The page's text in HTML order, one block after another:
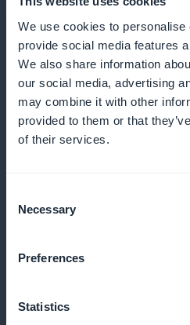
We use cookies to personalise
provide social media features
We also share information
our social media, advertising
may combine it with other
provided to them or that
of their services.
Selection
Necessary
Preferences
Statistics
Verfolgung der
Analysieren Sie die
App aktiv zu bewerben